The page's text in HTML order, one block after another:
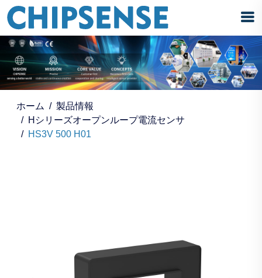
ホーム
製品情報
Hシリーズオープンループ電流センサ
HS3V 500 H01